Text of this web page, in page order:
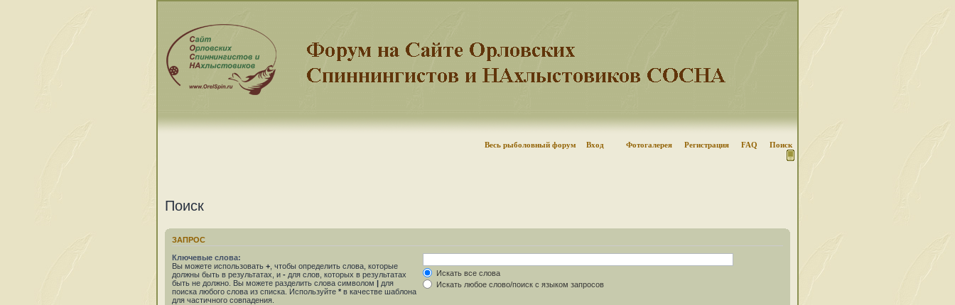
Весь рыболовный форум Вход Фотогалерея Регистрация FAQ Поиск
Поиск
ЗАПРОС
Ключевые слова:
Вы можете использовать + , чтобы определить слова, которые
должны быть в результатах, и - для слов, которых в результатах
быть не должно. Вы можете разделить слова символом | для
поиска любого слова из списка. Используйте * в качестве шаблона
для частичного совпадения.
Искать все слова
Искать любое слово/поиск с языком запросов